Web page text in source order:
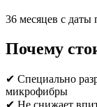
36 месяцев с даты
Почему
✔ Специально
микрофибры
✔ Не снижает